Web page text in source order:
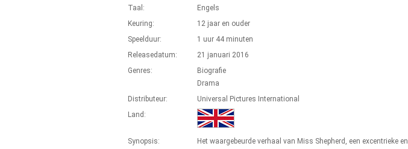
Taal:
Engels
Keuring:
12 jaar en ouder
Speelduur:
1 uur 44 minuten
Releasedatum:
21 januari 2016
Genres:
Biografie
Drama
Distributeur:
Universal Pictures International
Land:
Synopsis:
Het waargebeurde verhaal van Miss Shepherd, een excentrieke en